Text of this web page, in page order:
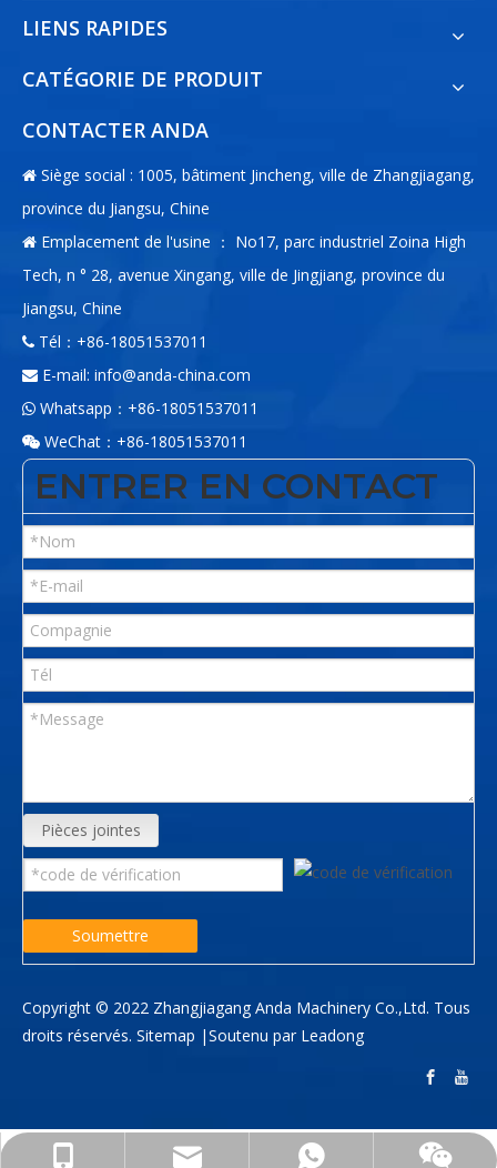
LIENS RAPIDES
CATÉGORIE DE PRODUIT
CONTACTER ANDA
 Siège social : 1005, bâtiment Jincheng, ville de Zhangjiagang,
province du Jiangsu, Chine
 Emplacement de l'usine ： No17, parc industriel Zoina High
Tech, n ° 28, avenue Xingang, ville de Jingjiang, province du
Jiangsu, Chine
 Tél：+86-18051537011
 E-mail: info@anda-china.com
 Whatsapp：+86-18051537011
 WeChat：+86-18051537011
+86-18051537011
info@anda-china.com
+86-18051537011
ENTRER EN CONTACT
Pièces jointes
Soumettre
Copyright © 2022 Zhangjiagang Anda Machinery Co.,Ltd. Tous
droits réservés. Sitemap |Soutenu par Leadong